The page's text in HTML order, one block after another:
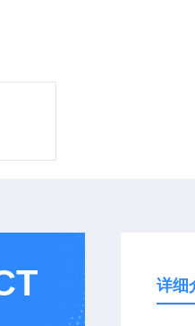
详细